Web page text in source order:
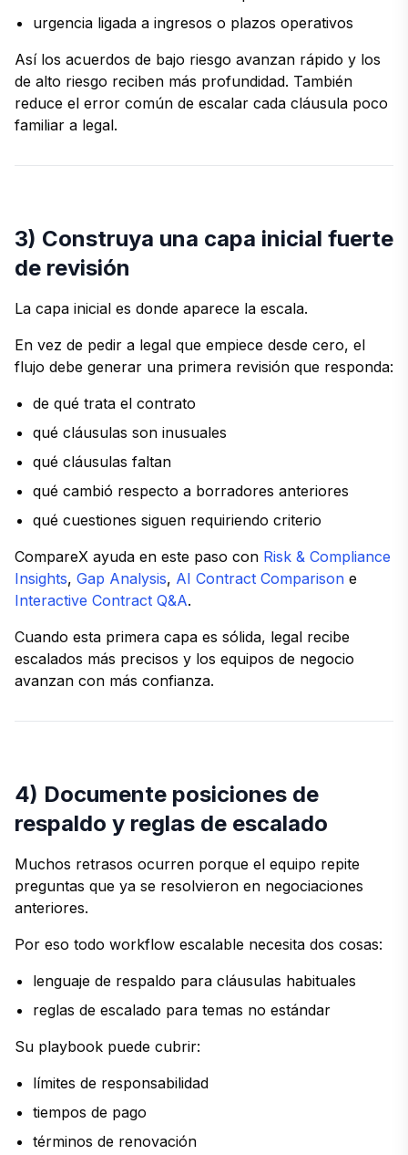
urgencia ligada a ingresos o plazos operativos
Así los acuerdos de bajo riesgo avanzan rápido y los
de alto riesgo reciben más profundidad. También
reduce el error común de escalar cada cláusula poco
familiar a legal.
3) Construya una capa inicial fuerte
de revisión
La capa inicial es donde aparece la escala.
En vez de pedir a legal que empiece desde cero, el
flujo debe generar una primera revisión que responda:
de qué trata el contrato
qué cláusulas son inusuales
qué cláusulas faltan
qué cambió respecto a borradores anteriores
qué cuestiones siguen requiriendo criterio
CompareX ayuda en este paso con Risk & Compliance
Insights, Gap Analysis, AI Contract Comparison e
Interactive Contract Q&A.
Cuando esta primera capa es sólida, legal recibe
escalados más precisos y los equipos de negocio
avanzan con más confianza.
4) Documente posiciones de
respaldo y reglas de escalado
Muchos retrasos ocurren porque el equipo repite
preguntas que ya se resolvieron en negociaciones
anteriores.
Por eso todo workflow escalable necesita dos cosas:
lenguaje de respaldo para cláusulas habituales
reglas de escalado para temas no estándar
Su playbook puede cubrir:
límites de responsabilidad
tiempos de pago
términos de renovación